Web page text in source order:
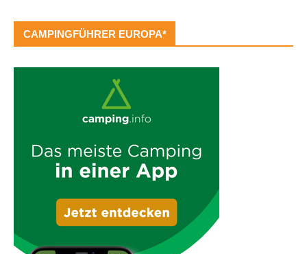
CAMPINGFÜHRER EUROPA*